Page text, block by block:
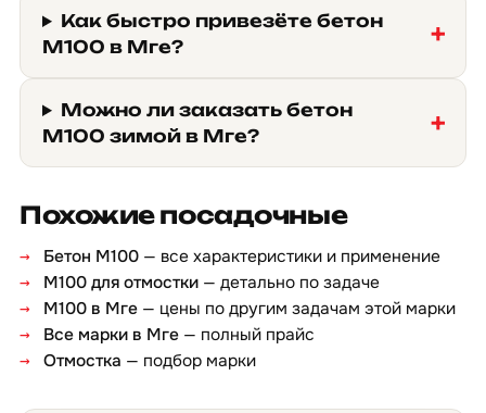
Как быстро привезёте бетон
М100 в Мге?
Можно ли заказать бетон
М100 зимой в Мге?
Похожие посадочные
Бетон М100 — все характеристики и применение
М100 для отмостки — детально по задаче
М100 в Мге — цены по другим задачам этой марки
Все марки в Мге — полный прайс
Отмостка — подбор марки